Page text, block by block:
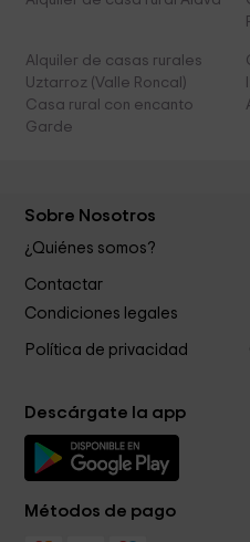
Alquiler de casas rurales
Uztarroz (Valle Roncal)
Casa rural con encanto
Garde
Sobre Nosotros
¿Quiénes somos?
Contactar
Condiciones legales
Política de privacidad
Descárgate la app
Métodos de pago